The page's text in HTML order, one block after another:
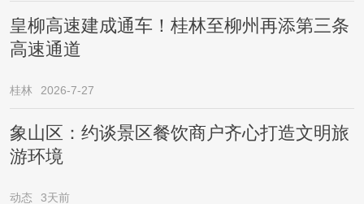
皇柳高速建成通车！桂林至柳州再添第三条
高速通道
桂林 2026-7-27
象山区：约谈景区餐饮商户齐心打造文明旅
游环境
动态 3天前